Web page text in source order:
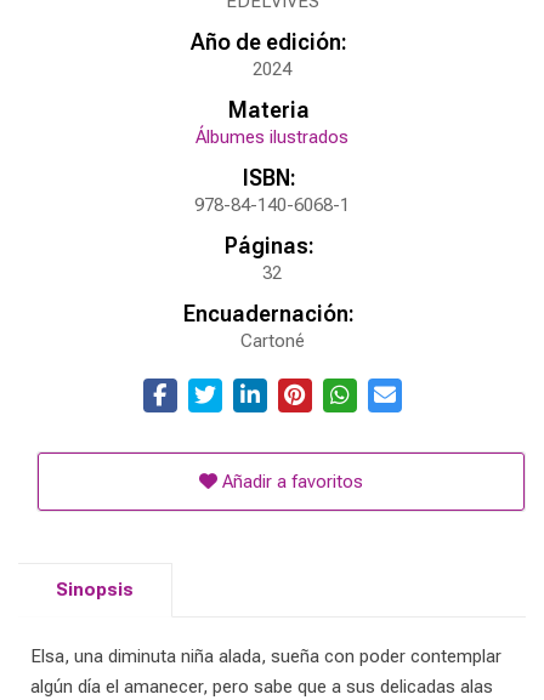
Año de edición:
2024
Materia
Álbumes ilustrados
ISBN:
978-84-140-6068-1
Páginas:
32
Encuadernación:
Cartoné
Añadir a favoritos
Sinopsis
Elsa, una diminuta niña alada, sueña con poder contemplar
algún día el amanecer, pero sabe que a sus delicadas alas